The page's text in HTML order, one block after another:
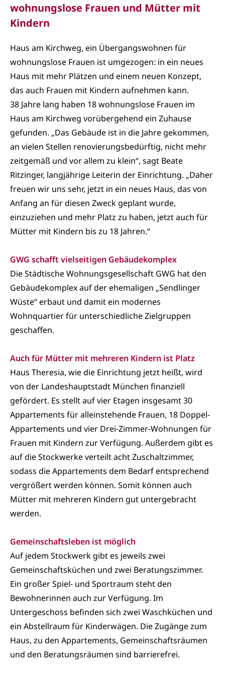
wohnungslose Frauen und Mütter mit
Kindern
Haus am Kirchweg, ein Übergangswohnen für
wohnungslose Frauen ist umgezogen: in ein neues
Haus mit mehr Plätzen und einem neuen Konzept,
das auch Frauen mit Kindern aufnehmen kann.
38 Jahre lang haben 18 wohnungslose Frauen im
Haus am Kirchweg vorübergehend ein Zuhause
gefunden. „Das Gebäude ist in die Jahre gekommen,
an vielen Stellen renovierungsbedürftig, nicht mehr
zeitgemäß und vor allem zu klein“, sagt Beate
Ritzinger, langjährige Leiterin der Einrichtung. „Daher
freuen wir uns sehr, jetzt in ein neues Haus, das von
Anfang an für diesen Zweck geplant wurde,
einzuziehen und mehr Platz zu haben, jetzt auch für
Mütter mit Kindern bis zu 18 Jahren.“
GWG schafft vielseitigen Gebäudekomplex
Die Städtische Wohnungsgesellschaft GWG hat den
Gebäudekomplex auf der ehemaligen „Sendlinger
Wüste“ erbaut und damit ein modernes
Wohnquartier für unterschiedliche Zielgruppen
geschaffen.
Auch für Mütter mit mehreren Kindern ist Platz
Haus Theresia, wie die Einrichtung jetzt heißt, wird
von der Landeshauptstadt München finanziell
gefördert. Es stellt auf vier Etagen insgesamt 30
Appartements für alleinstehende Frauen, 18 Doppel-
Appartements und vier Drei-Zimmer-Wohnungen für
Frauen mit Kindern zur Verfügung. Außerdem gibt es
auf die Stockwerke verteilt acht Zuschaltzimmer,
sodass die Appartements dem Bedarf entsprechend
vergrößert werden können. Somit können auch
Mütter mit mehreren Kindern gut untergebracht
werden.
Gemeinschaftsleben ist möglich
Auf jedem Stockwerk gibt es jeweils zwei
Gemeinschaftsküchen und zwei Beratungszimmer.
Ein großer Spiel- und Sportraum steht den
Bewohnerinnen auch zur Verfügung. Im
Untergeschoss befinden sich zwei Waschküchen und
ein Abstellraum für Kinderwägen. Die Zugänge zum
Haus, zu den Appartements, Gemeinschaftsräumen
und den Beratungsräumen sind barrierefrei.